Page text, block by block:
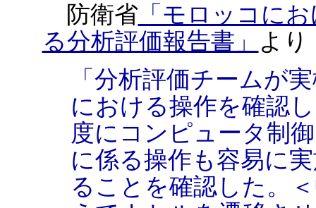
防衛省「モロッコに
る分析評価報告書」
より
「分析評価チームが
における操作を確認
度にコンピュータ制
に係る操作も容易に
ることを確認した。